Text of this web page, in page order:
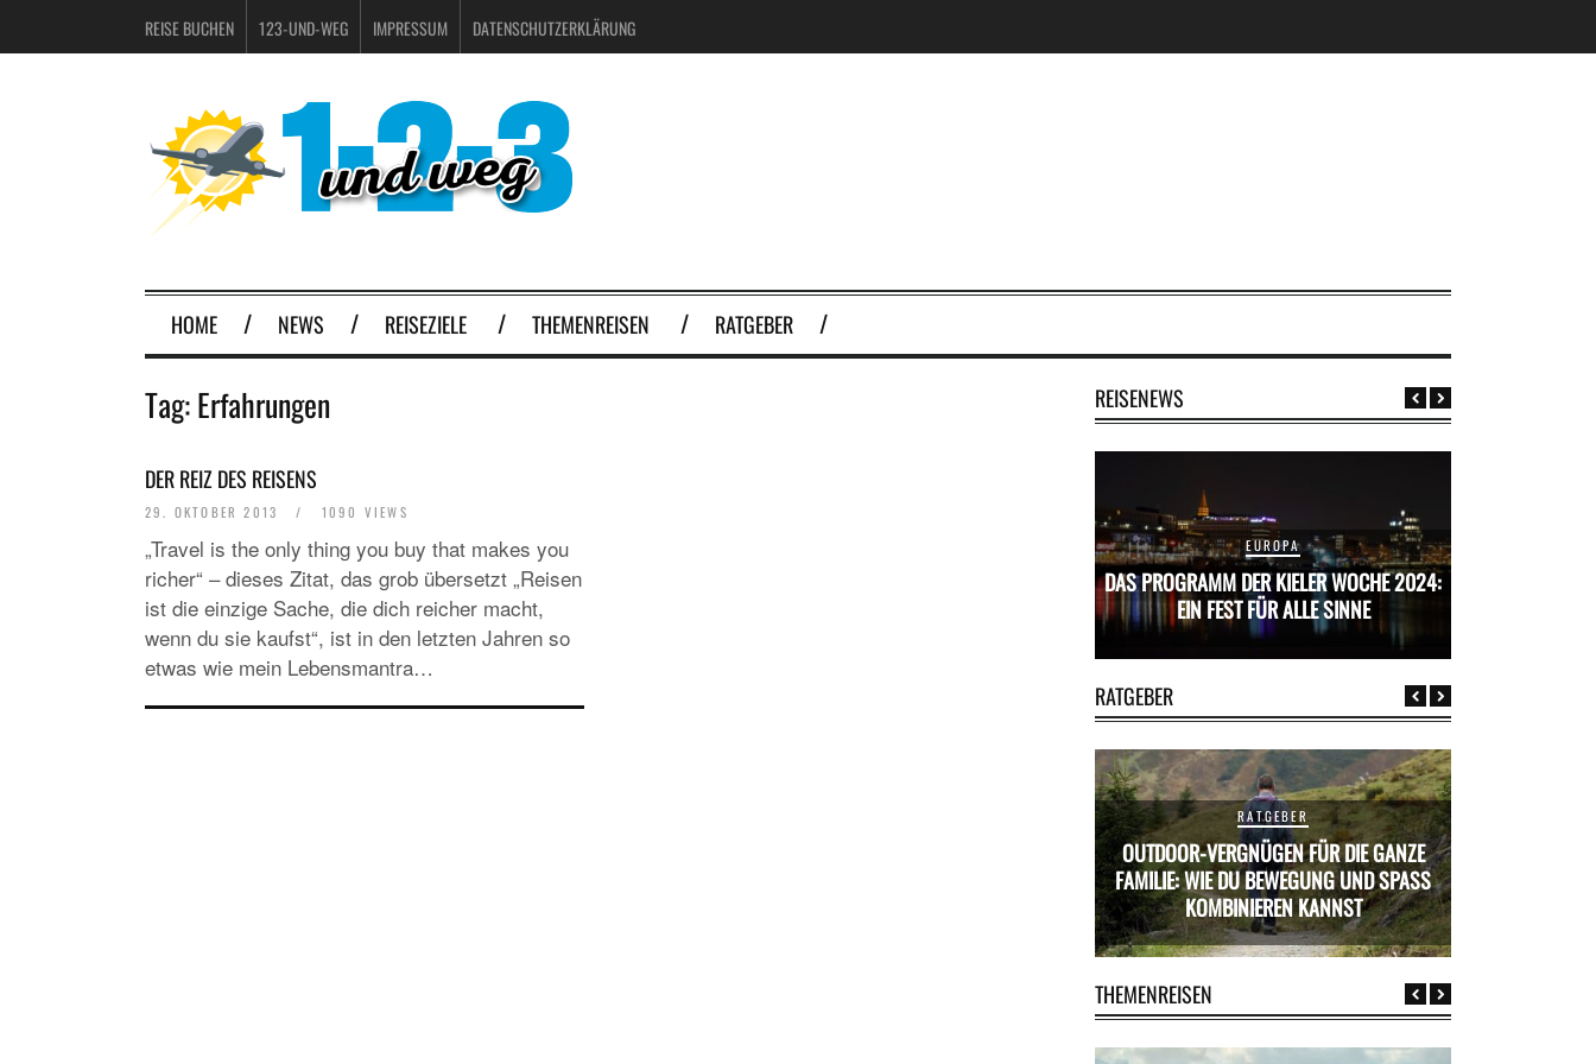
REISE BUCHEN 123-UND-WEG IMPRESSUM DATENSCHUTZERKLÄRUNG
HOME NEWS REISEZIELE THEMENREISEN RATGEBER
Tag:Erfahrungen
DER REIZ DES REISENS
29. OKTOBER 2013 / 1090 VIEWS
„Travel is the only thing you buy that makes you
richer“ – dieses Zitat, das grob übersetzt „Reisen
ist die einzige Sache, die dich reicher macht,
wenn du sie kaufst“, ist in den letzten Jahren so
etwas wie mein Lebensmantra…
REISENEWS
EUROPA
DAS PROGRAMM DER KIELER WOCHE 2024:
EIN FEST FÜR ALLE SINNE
RATGEBER
RATGEBER
OUTDOOR-VERGNÜGEN FÜR DIE GANZE
FAMILIE: WIE DU BEWEGUNG UND SPASS K
OMBINIEREN KANNST
THEMENREISEN